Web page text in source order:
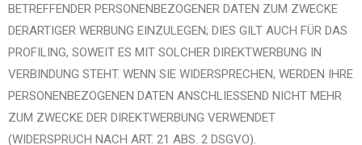
BETREFFENDER PERSONENBEZOGENER DATEN ZUM ZWECKE
DERARTIGER WERBUNG EINZULEGEN; DIES GILT AUCH FÜR DAS
PROFILING, SOWEIT ES MIT SOLCHER DIREKTWERBUNG IN
VERBINDUNG STEHT. WENN SIE WIDERSPRECHEN, WERDEN IHRE
PERSONENBEZOGENEN DATEN ANSCHLIESSEND NICHT MEHR
ZUM ZWECKE DER DIREKTWERBUNG VERWENDET
(WIDERSPRUCH NACH ART. 21 ABS. 2 DSGVO).